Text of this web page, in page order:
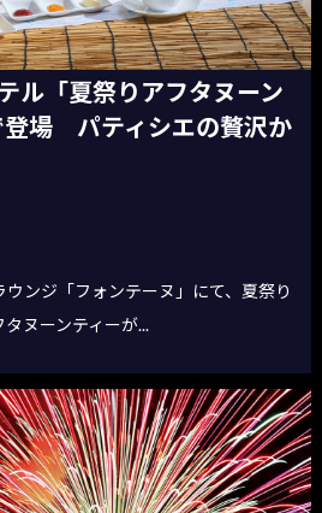
ル「夏祭りアフタヌーン
登場 パティシエの贅沢か
ンジ「フォンテーヌ」にて、夏祭り
ヌーンティーが...